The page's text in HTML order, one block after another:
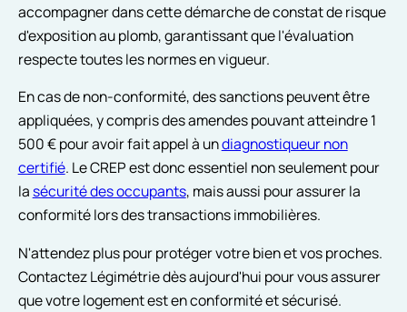
accompagner dans cette démarche de constat de risque
d'exposition au plomb, garantissant que l'évaluation
respecte toutes les normes en vigueur.
En cas de non-conformité, des sanctions peuvent être
appliquées, y compris des amendes pouvant atteindre 1
500 € pour avoir fait appel à undiagnostiqueur non
certifié. Le CREP est donc essentiel non seulement pour
lasécurité des occupants, mais aussi pour assurer la
conformité lors des transactions immobilières.
N'attendez plus pour protéger votre bien et vos proches.
Contactez Légimétrie dès aujourd'hui pour vous assurer
que votre logement est en conformité et sécurisé.